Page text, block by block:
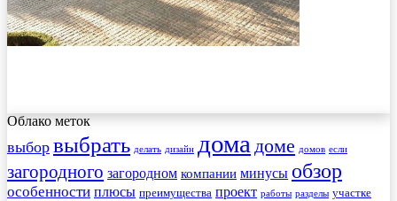
Облако меток
выбор выбрать делать дизайн дома доме домов если
загородного загородном компании минусы обзор
особенности плюсы преимущества проект работы разделы участке